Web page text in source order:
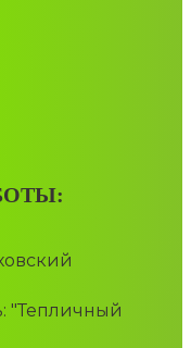
"Тепличный